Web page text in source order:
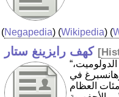
(Negapedia) (Wikipedia) (
كهف رايزينغ ستار [
“كهف رايزينغ ستار، هو كهف من صخر الدولوميت،
في
العظام